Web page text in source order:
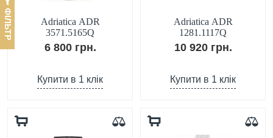
ФІЛЬТР
Adriatica ADR
3571.5165Q
6 800 грн.
Купити в 1 клік
Adriatica ADR
1281.1117Q
10 920 грн.
Купити в 1 клік